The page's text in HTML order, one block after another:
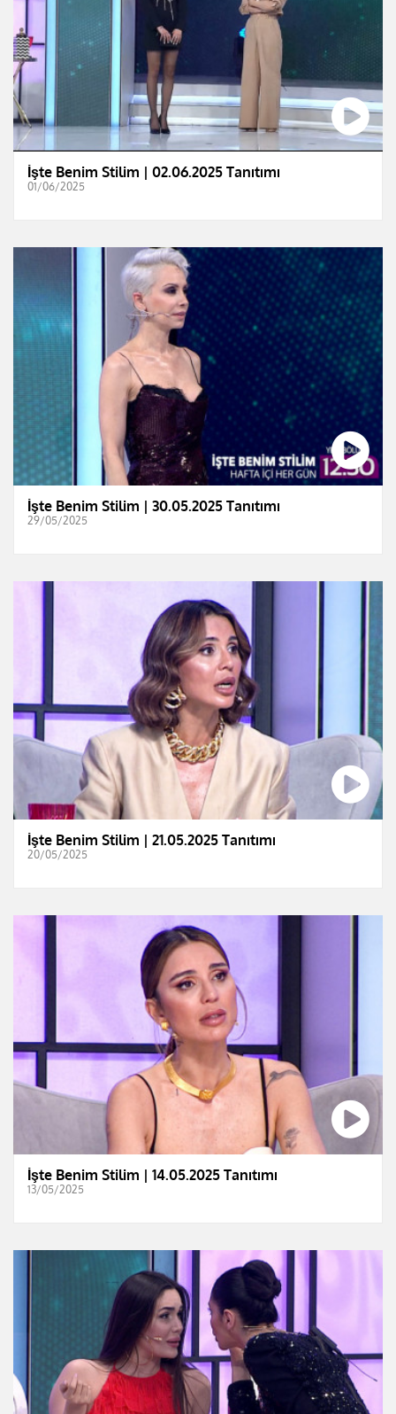
İşte Benim Stilim | 02.06.2025 Tanıtımı
01/06/2025
İşte Benim Stilim | 30.05.2025 Tanıtımı
29/05/2025
İşte Benim Stilim | 21.05.2025 Tanıtımı
20/05/2025
İşte Benim Stilim | 14.05.2025 Tanıtımı
13/05/2025